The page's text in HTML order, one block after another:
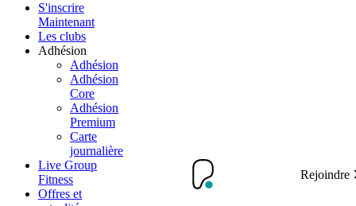
S'inscrire
Maintenant
Les clubs
Adhésion
Adhésion
Adhésion
Core
Adhésion
Premium
Carte
journalière
Live Group
Fitness
Offres et
Rejoindre